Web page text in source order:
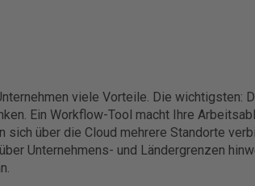
viele Vorteile. Die wichtigsten:
Ein Workflow-Tool macht Ihre
über die Cloud mehrere Standorte
Unternehmens- und Ländergrenzen